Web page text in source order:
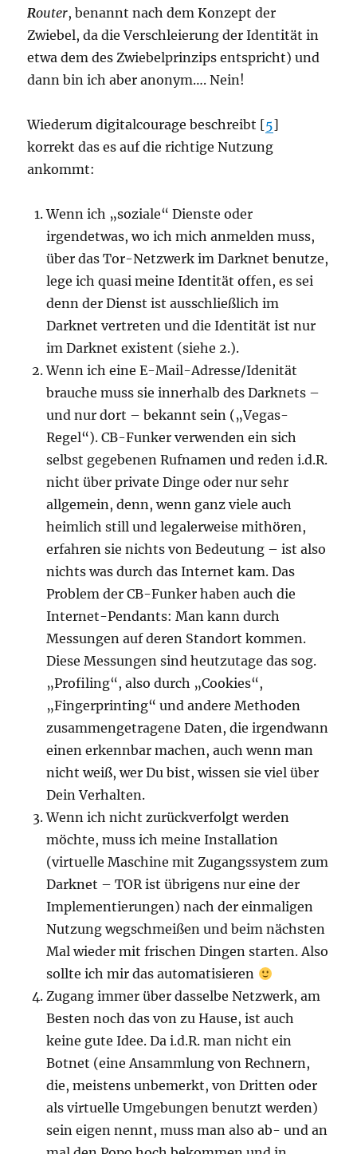
Router, benannt nach dem Konzept der
Zwiebel, da die Verschleierung der Identität in
etwa dem des Zwiebelprinzips entspricht) und
dann bin ich aber anonym…. Nein!
Wiederum digitalcourage beschreibt [5]
korrekt das es auf die richtige Nutzung
ankommt:
Wenn ich „soziale“ Dienste oder
irgendetwas, wo ich mich anmelden muss,
über das Tor-Netzwerk im Darknet benutze,
lege ich quasi meine Identität offen, es sei
denn der Dienst ist ausschließlich im
Darknet vertreten und die Identität ist nur
im Darknet existent (siehe 2.).
Wenn ich eine E-Mail-Adresse/Idenität
brauche muss sie innerhalb des Darknets –
und nur dort – bekannt sein („Vegas-
Regel“). CB-Funker verwenden ein sich
selbst gegebenen Rufnamen und reden i.d.R.
nicht über private Dinge oder nur sehr
allgemein, denn, wenn ganz viele auch
heimlich still und legalerweise mithören,
erfahren sie nichts von Bedeutung – ist also
nichts was durch das Internet kam. Das
Problem der CB-Funker haben auch die
Internet-Pendants: Man kann durch
Messungen auf deren Standort kommen.
Diese Messungen sind heutzutage das sog.
„Profiling“, also durch „Cookies“,
„Fingerprinting“ und andere Methoden
zusammengetragene Daten, die irgendwann
einen erkennbar machen, auch wenn man
nicht weiß, wer Du bist, wissen sie viel über
Dein Verhalten.
Wenn ich nicht zurückverfolgt werden
möchte, muss ich meine Installation
(virtuelle Maschine mit Zugangssystem zum
Darknet – TOR ist übrigens nur eine der
Implementierungen) nach der einmaligen
Nutzung wegschmeißen und beim nächsten
Mal wieder mit frischen Dingen starten. Also
sollte ich mir das automatisieren
Zugang immer über dasselbe Netzwerk, am
Besten noch das von zu Hause, ist auch
keine gute Idee. Da i.d.R. man nicht ein
Botnet (eine Ansammlung von Rechnern,
die, meistens unbemerkt, von Dritten oder
als virtuelle Umgebungen benutzt werden)
sein eigen nennt, muss man also ab- und an